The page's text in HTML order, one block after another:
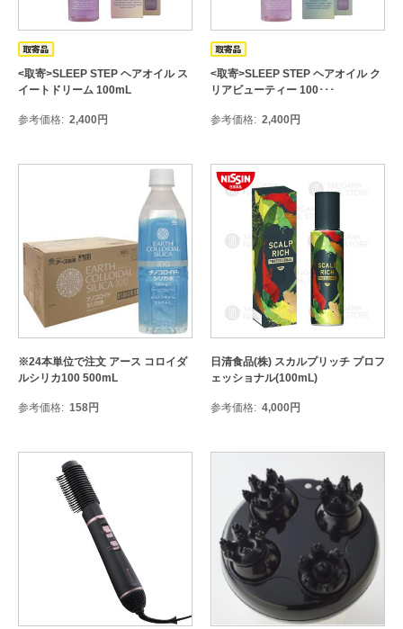
<取寄>SLEEP STEP ヘアオイル ス
イートドリーム 100mL
参考価格 2,400円
<取寄>SLEEP STEP ヘアオイル ク
リアビューティー 100･･･
参考価格 2,400円
※24本単位で注文 アース コロイダ
ルシリカ100 500mL
参考価格 158円
日清食品(株) スカルプリッチ プロフ
ェッショナル(100mL)
参考価格 4,000円